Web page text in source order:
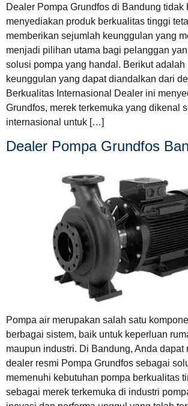
Dealer Pompa Grundfos di Bandung tidak
menyediakan produk berkualitas tinggi
memberikan sejumlah keunggulan yang
menjadi pilihan utama bagi pelanggan
solusi pompa yang handal. Berikut adalah
keunggulan yang dapat diandalkan dari
Berkualitas Internasional Dealer ini
Grundfos, merek terkemuka yang dikenal
internasional untuk […]
Dealer Pompa Grundfos
Pompa air merupakan salah satu
berbagai sistem, baik untuk keperluan
maupun industri. Di Bandung, Anda dapat
dealer resmi Pompa Grundfos sebagai
memenuhi kebutuhan pompa berkualitas
sebagai merek terkemuka di industri